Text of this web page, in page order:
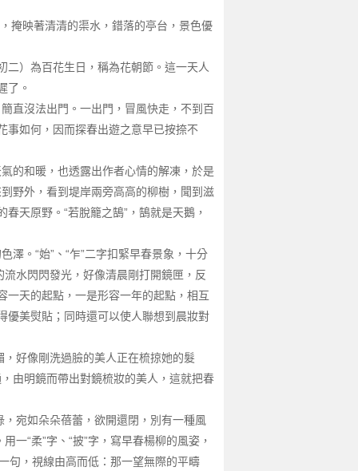
掩映著清清的渠水，錯落的亭台，景色優
二）為百花生日，稱為花朝節。這一天人
了。
直沒法出門。一出門，冒風快走，不到百
事如何，因而探春出遊之意早已按捺不
的和暖，也透露出作者心情的解凍，於是
野外，看到堤岸兩旁高高的柳樹，聞到滋
天原野。“若脫籠之鵠”，鵠就是天鵝，
澤。“始”、“乍”二字扣緊早春景象，十分
水閃閃發光，好像清晨剛打開鏡匣，反
一天的起點，一是形容一年的起點，相互
優美熨貼；同時還可以使人聯想到晨妝對
好像剛洗過臉的美人正在梳掠她的髮
由明鏡而帶出對鏡梳妝的美人，這就把春
宛如朵朵蓓蕾，欲開還閉，別有一種風
一“柔”字、“披”字，寫早春楊柳的風姿，
句，視線由高而低：那一望無際的平疇